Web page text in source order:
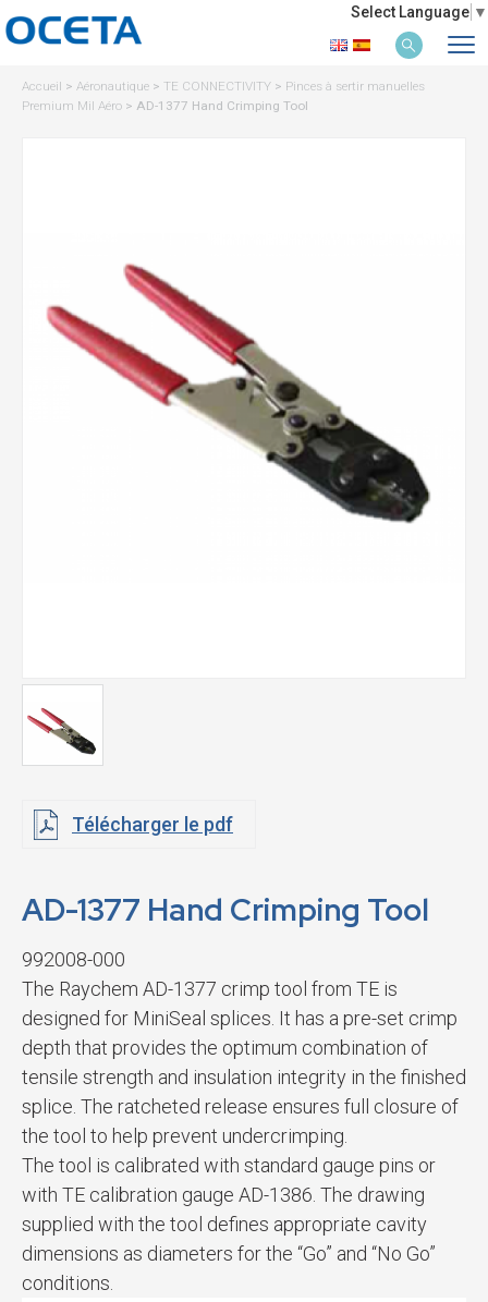
Select Language ▼
Accueil > Aéronautique > TE CONNECTIVITY > Pinces à sertir manuelles
Premium Mil Aéro > AD-1377 Hand Crimping Tool
Télécharger le pdf
AD-1377 Hand Crimping Tool
992008-000
The Raychem AD-1377 crimp tool from TE is
designed for MiniSeal splices. It has a pre-set crimp
depth that provides the optimum combination of
tensile strength and insulation integrity in the finished
splice. The ratcheted release ensures full closure of
the tool to help prevent undercrimping.
The tool is calibrated with standard gauge pins or
with TE calibration gauge AD-1386. The drawing
supplied with the tool defines appropriate cavity
dimensions as diameters for the “Go” and “No Go”
conditions.